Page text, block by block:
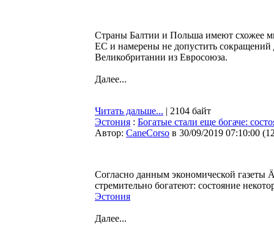
Страны Балтии и Польша имеют схожее
ЕС и намерены не допустить сокращений
Великобритании из Евросоюза.
Далее...
Читать дальше... | 2104 байт
Эстония : Богатые стали еще богаче:
Автор: CaneCorso в 30/09/2019 07:10:00 (
Согласно данным экономической
стремительно богатеют: состояние
Эстония
Далее...